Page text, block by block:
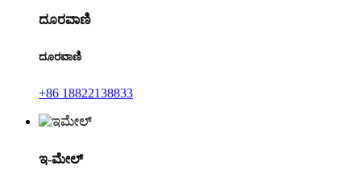
ದೂರವಾಣಿ
ದೂರವಾಣಿ
+86 18822138833
ಇ-ಮೇಲ್